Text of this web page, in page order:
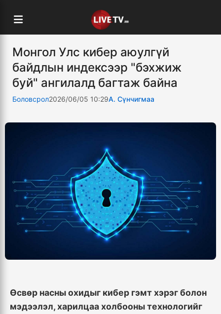
Монгол Улс кибер аюулгүй
байдлын индексээр "бэхжиж
буй" ангилалд багтаж байна
Боловсрол2026/06/05 10:29А. Сүнчигмаа
Өсвөр насны охидыг кибер гэмт хэрэг болон
мэдээлэл, харилцаа холбооны технологийг